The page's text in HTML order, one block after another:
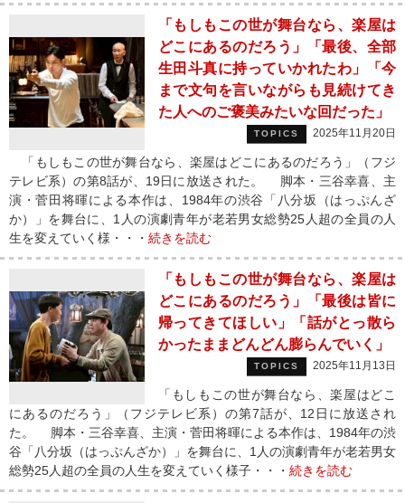
「もしもこの世が舞台なら、楽屋は
どこにあるのだろう」「最後、全部
生田斗真に持っていかれたわ」「今
まで文句を言いながらも見続けてき
た人へのご褒美みたいな回だった」
TOPICS 2025年11月20日
「もしもこの世が舞台なら、楽屋はどこにあるのだろう」（フジ
テレビ系）の第8話が、19日に放送された。 脚本・三谷幸喜、主
演・菅田将暉による本作は、1984年の渋谷「八分坂（はっぷんざ
か）」を舞台に、1人の演劇青年が老若男女総勢25人超の全員の人
生を変えていく様・・・ 続きを読む
「もしもこの世が舞台なら、楽屋は
どこにあるのだろう」「最後は皆に
帰ってきてほしい」「話がとっ散ら
かったままどんどん膨らんでいく」
TOPICS 2025年11月13日
「もしもこの世が舞台なら、楽屋はどこ
にあるのだろう」（フジテレビ系）の第7話が、12日に放送され
た。 脚本・三谷幸喜、主演・菅田将暉による本作は、1984年の渋
谷「八分坂（はっぷんざか）」を舞台に、1人の演劇青年が老若男女
総勢25人超の全員の人生を変えていく様子・・・ 続きを読む